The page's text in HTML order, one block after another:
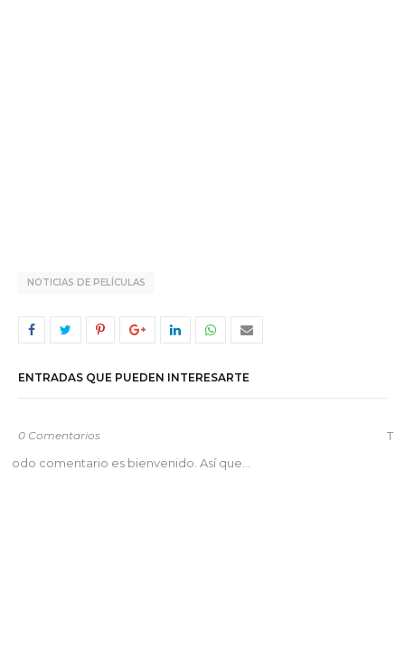
NOTICIAS DE PELÍCULAS
ENTRADAS QUE PUEDEN INTERESARTE
0 Comentarios
T
odo comentario es bienvenido. Así que...